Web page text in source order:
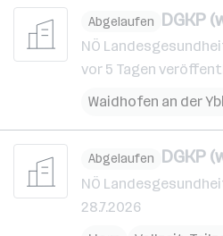
Abgelaufen DGKP
NÖ
vor 5 Tagen
Waidhofen an der
Abgelaufen DGKP
NÖ
28.7.2026